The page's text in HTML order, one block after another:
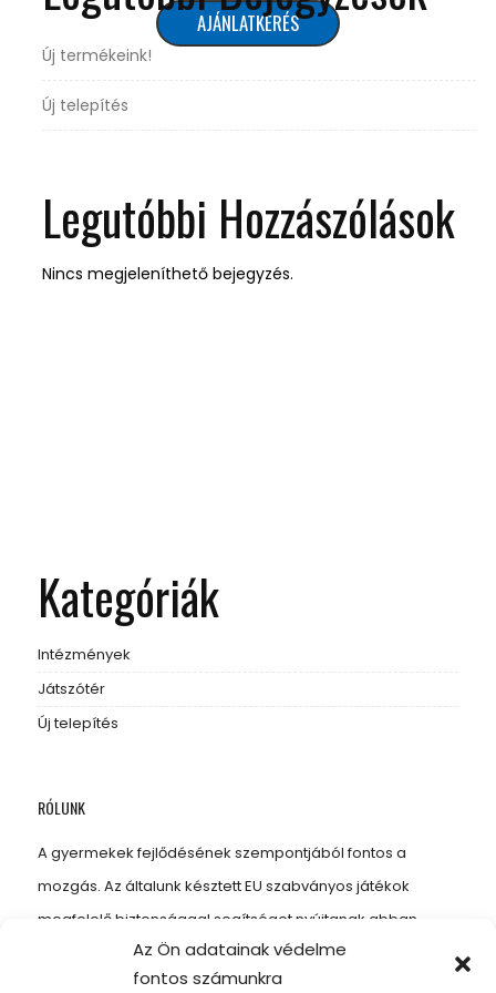
Az Ön adatainak védelme
fontos számunkra
AJÁNLATKÉRÉS
Új termékeink!
Új telepítés
Legutóbbi Hozzászólások
Nincs megjeleníthető bejegyzés.
Kategóriák
Intézmények
Játszótér
Új telepítés
RÓLUNK
A gyermekek fejlődésének szempontjából fontos a
mozgás. Az általunk késztett EU szabványos játékok
megfelelő biztonsággal segítséget nyújtanak abban,
hogy gyermekeinknek kellő mozgást biztosítsunk, amitől
erősebbek, energikusabbak és egészségesebbek